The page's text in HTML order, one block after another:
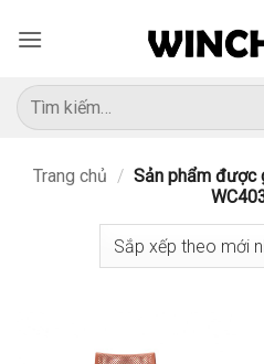
qua
dung
Tìm
kiếm:
Trang chủ / Sản phẩm được